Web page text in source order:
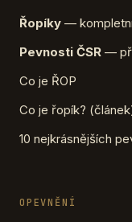
Řopíky —
Pevnosti ČSR —
Co je ŘOP
Co je řopík?
10 nejkrásnějších
OPEVNĚNÍ